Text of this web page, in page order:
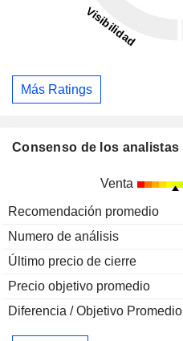
Más Ratings
Consenso de los analistas
Venta
Recomendación promedio
Numero de análisis
Último precio de cierre
Precio objetivo promedio
Diferencia / Objetivo Promedio